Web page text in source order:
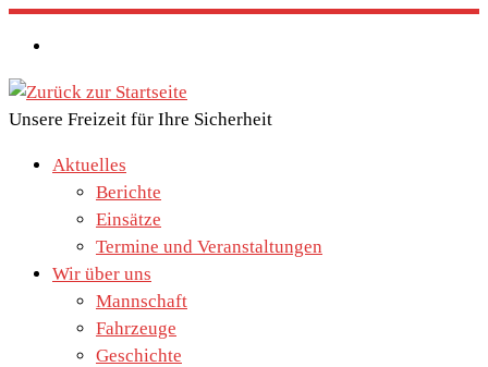
Zum
Inhalt
springen
Unsere Freizeit für Ihre Sicherheit
Aktuelles
Berichte
Einsätze
Termine und Veranstaltungen
Wir über uns
Mannschaft
Fahrzeuge
Geschichte